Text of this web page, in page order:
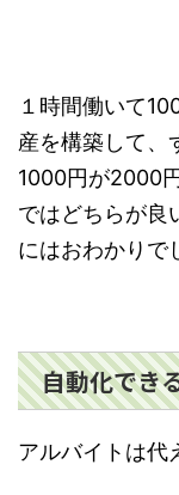
１時間働いて
産を構築して、
1000円が2000
ではどちらが良
にはおわかりで
自動化でき
アルバイトは代